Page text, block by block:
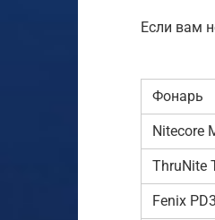
Если вам
Фонарь
Nitecore
ThruNite
Fenix